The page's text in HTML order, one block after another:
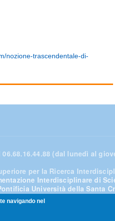
nozione-trascendentale-di-
(dal lunedì al
per la Ricerca
Interdisciplinare di
Università della Santa
navigando nel